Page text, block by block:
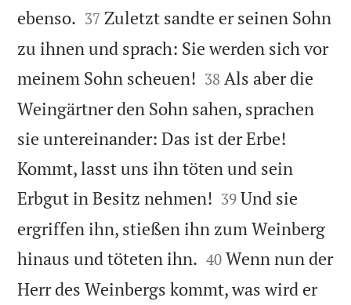
ebenso. 

37 Zuletzt sandte er seinen Sohn
zu ihnen und sprach: Sie werden sich vor
meinem Sohn scheuen! 

38 Als aber die
Weingärtner den Sohn sahen, sprachen
sie untereinander: Das ist der Erbe!
Kommt, lasst uns ihn töten und sein
Erbgut in Besitz nehmen! 

39 Und sie
ergriffen ihn, stießen ihn zum Weinberg
hinaus und töteten ihn. 

40 Wenn nun der
Herr des Weinbergs kommt, was wird er